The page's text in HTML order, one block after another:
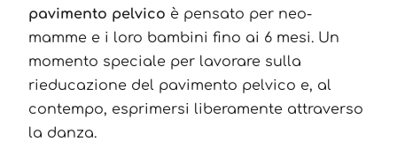
pavimento pelvico è pensato per neo-
mamme e i loro bambini fino ai 6 mesi. Un
momento speciale per lavorare sulla
rieducazione del pavimento pelvico e, al
contempo, esprimersi liberamente attraverso
la danza.